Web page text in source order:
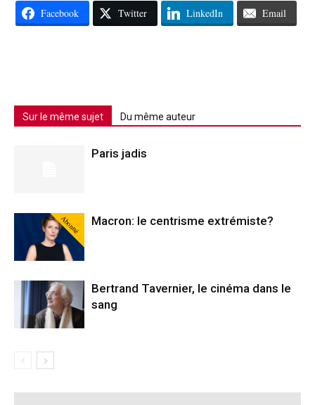
Facebook Twitter LinkedIn Email
Sur le même sujet Du même auteur
Paris jadis
Abonné Macron: le centrisme extrémiste?
Bertrand Tavernier, le cinéma dans le
sang